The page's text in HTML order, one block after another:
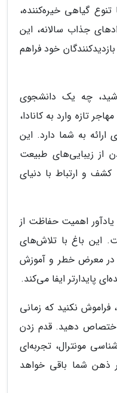
گیاهی خیره‌کننده،
جذاب سالانه، این
خود فراهم
چه یک دانشجوی
تازه وارد به کانادا،
ارائه به شما دارد. این
از زیبایی‌های طبیعت
و ارتباط با دنیای
یادآور اهمیت حفاظت از
این باغ با تلاش‌های
در معرض خطر و آموزش
پایدارتر ایفا می‌کند.
نکنید که زمانی
اختصاص دهید. قدم زدن
مونترال، تجربه‌ای
شما باقی خواهد